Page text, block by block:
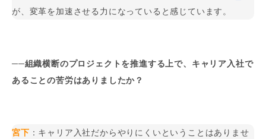
が、変革を加速させる力になっていると感じています。
──組織横断のプロジェクトを推進する上で、キャリア入社で
あることの苦労はありましたか？
宮下 ：キャリア入社だからやりにくいということはありませ